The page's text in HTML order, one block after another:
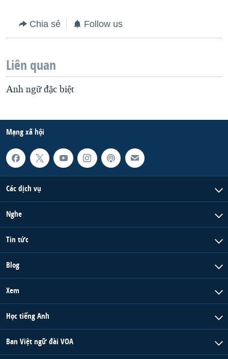
Chia sẻ Follow us
Liên quan
Anh ngữ đặc biệt
Mạng xã hội
Các dịch vụ
Nghe
Tin tức
Blog
Xem
Học tiếng Anh
Ban Việt ngữ đài VOA